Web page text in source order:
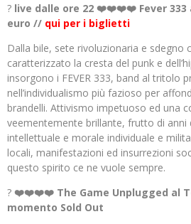
? live dalle ore 22 ❤️❤️❤️❤️ Fever 333
euro // qui per i biglietti
Dalla bile, sete rivoluzionaria e sdegno
caratterizzato la cresta del punk e
insorgono i FEVER 333, band al tritolo
nell’individualismo più fazioso per
brandelli. Attivismo impetuoso ed una
veementemente brillante, frutto di anni
intellettuale e morale individuale e
locali, manifestazioni ed insurrezioni
questo spirito ce ne vuole sempre.
? ❤️❤️❤️❤️ The Game Unplugged al
momento Sold Out